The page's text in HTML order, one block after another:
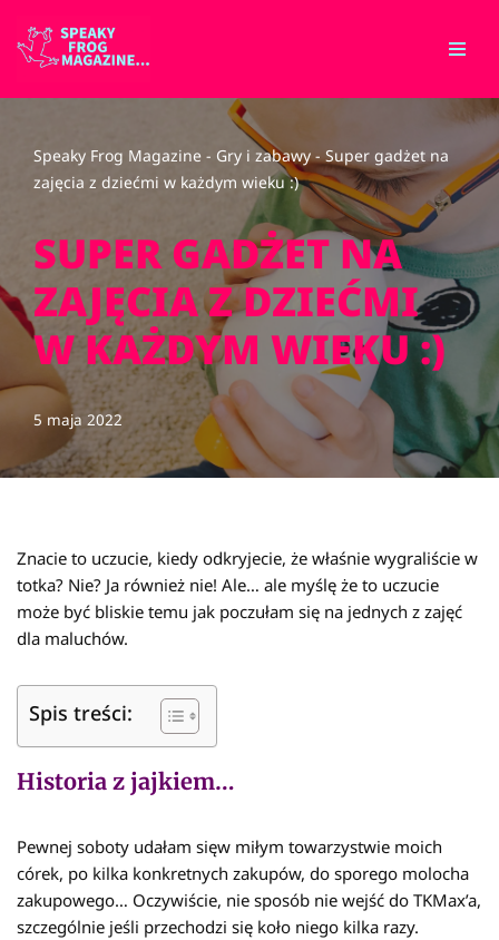
Przejdź
Speaky Frog Magazine - Gry i zabawy-Super gadżet na
zajęcia z dziećmi w każdym wieku :)
SUPER GADŻET NA
ZAJĘCIA Z DZIEĆMI
W KAŻDYM WIEKU :)
5 maja 2022
Znacie to uczucie, kiedy odkryjecie, że właśnie wygraliście w
totka? Nie? Ja również nie! Ale… ale myślę że to uczucie
może być bliskie temu jak poczułam się na jednych z zajęć
dla maluchów.
Spis treści:
Historia z jajkiem…
Pewnej soboty udałam sięw miłym towarzystwie moich
córek, po kilka konkretnych zakupów, do sporego molocha
zakupowego… Oczywiście, nie sposób nie wejść do TKMax’a,
szczególnie jeśli przechodzi się koło niego kilka razy.